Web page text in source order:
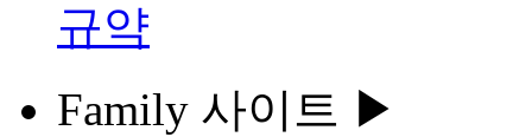
규약
Family 사이트 ▶